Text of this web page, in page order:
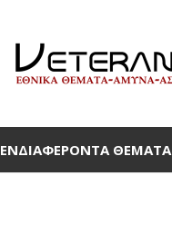
ΕΝΔΙΑΦΈΡΟΝΤΑ ΘΈΜΑΤΑ